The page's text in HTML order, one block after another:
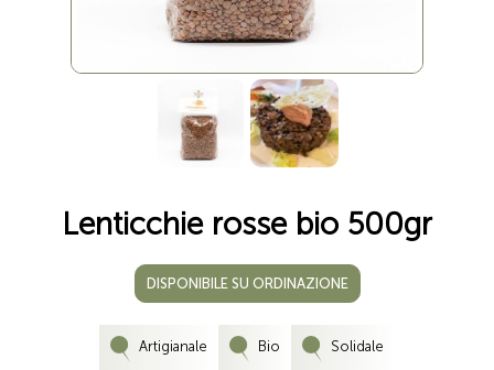
Lenticchie rosse bio 500gr
DISPONIBILE SU ORDINAZIONE
Artigianale Bio Solidale